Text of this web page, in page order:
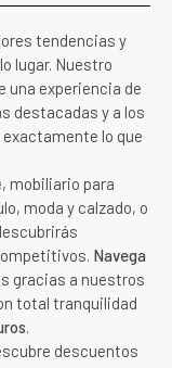
tendencias y
lugar. Nuestro
una experiencia de
destacadas y a los
lo que
mobiliario para
moda y calzado, o
Navega
gracias a nuestros
total tranquilidad
.
descuentos